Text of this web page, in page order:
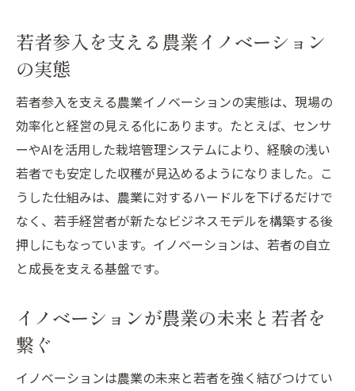
若者参入を支える農業イノベーション
の実態
若者参入を支える農業イノベーションの実態は、現場の
効率化と経営の見える化にあります。たとえば、センサ
ーやAIを活用した栽培管理システムにより、経験の浅い
若者でも安定した収穫が見込めるようになりました。こ
うした仕組みは、農業に対するハードルを下げるだけで
なく、若手経営者が新たなビジネスモデルを構築する後
押しにもなっています。イノベーションは、若者の自立
と成長を支える基盤です。
イノベーションが農業の未来と若者を
繋ぐ
イノベーションは農業の未来と若者を強く結びつけてい